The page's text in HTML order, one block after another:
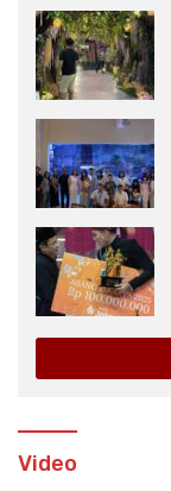
Video